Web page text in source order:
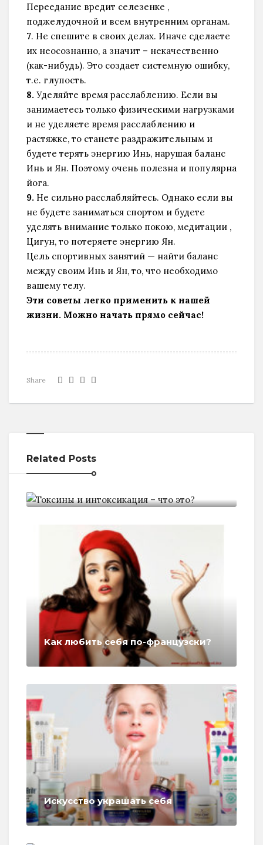
Переедание вредит селезенке ,
поджелудочной и всем внутренним органам.
7. Не спешите в своих делах. Иначе сделаете
их неосознанно, а значит – некачественно
(как-нибудь). Это создает системную ошибку,
т.е. глупость.
8. Уделяйте время расслаблению. Если вы
занимаетесь только физическими нагрузками
и не уделяете время расслаблению и
растяжке, то станете раздражительным и
будете терять энергию Инь, нарушая баланс
Инь и Ян. Поэтому очень полезна и популярна
йога.
9. Не сильно расслабляйтесь. Однако если вы
не будете заниматься спортом и будете
уделять внимание только покою, медитации ,
Цигун, то потеряете энергию Ян.
Цель спортивных занятий — найти баланс
между своим Инь и Ян, то, что необходимо
вашему телу.
Эти советы легко применить к нашей
жизни. Можно начать прямо сейчас!
Share
Related Posts
Kaк любить себя по-французски?
Искусство украшать себя